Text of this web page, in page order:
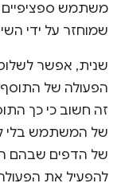
משתמש ספציפיים
שמוחזר על ידי
שנית, אפשר
זה חשוב כי כך
של הדפים שבהם
להפעיל את